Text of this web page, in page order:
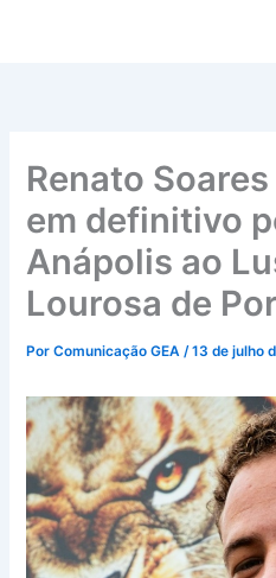
Renato
em definitivo
Anápolis ao
Lourosa de
PorComunicação GEA/13 de julho